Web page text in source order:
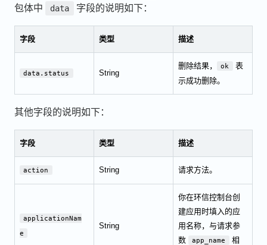
包体中
data 字段的说明如下：
字段 类型 描述
data.status String
删除结果， ok
表
示成功删除。
其他字段的说明如下：
字段 类型 描述
action String 请求方法。
applicationNam
e
String
你在环信控制台创
建应用时填入的应
用名称，与请求参
数
app_name
相